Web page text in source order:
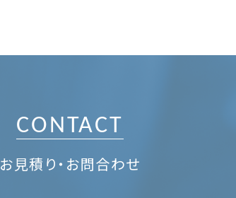
CONTACT
お見積り・お問合わせ